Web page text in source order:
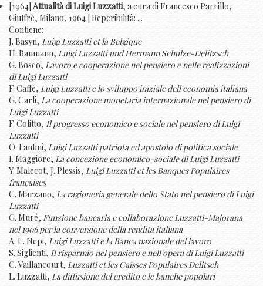
[1964] Attualità di Luigi Luzzatti, a cura di Francesco Parrillo,
Giuffrè, Milano, 1964 | Reperibilità: ...
Contiene:
J. Basyn, Luigi Luzzatti et la Belgique
H. Baumann, Luigi Luzzatti und Hermann Schulze-Delitzsch
G. Bosco, Lavoro e cooperazione nel pensiero e nelle realizzazioni
di Luigi Luzzatti
F. Caffè, Luigi Luzzatti e lo sviluppo iniziale dell'economia italiana
G. Carli, La cooperazione monetaria internazionale nel pensiero di
Luigi Luzzatti
F. Colitto, Il progresso economico e sociale nel pensiero di Luigi
Luzzatti
O. Fantini, Luigi Luzzatti patriota ed apostolo di politica sociale
I. Maggiore, La concezione economico-sociale di Luigi Luzzatti
Y. Malecot, J. Plessis, Luigi Luzzatti et les Banques Populaires
françaises
C. Marzano, La ragioneria generale dello Stato nel pensiero di Luigi
Luzzatti
G. Muré, Funzione bancaria e collaborazione Luzzatti-Majorana
nel 1906 per la conversione della rendita italiana
A. E. Nepi, Luigi Luzzatti e la Banca nazionale del lavoro
S. Siglienti, Il risparmio nel pensiero e nell'opera di Luigi Luzzatti
C. Vaillancourt, Luzzatti et les Caisses Populaires Delitsch
L. Luzzatti, La diffusione del credito e le banche popolari